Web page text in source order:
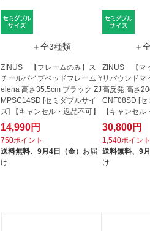
＋全3種類
ZINUS 【フレームのみ】ス
チールパイプベッドフレーム Y
elena 高さ35.5cm ブラック ZJ
MPSC14SD [セミダブルサイ
ズ] 【キャンセル・返品不可】
14,990円
750ポイント
送料無料、 9月4日（金） お届
け
＋
ZINUS 【マ
リバウンドマ
高反発 高さ
CNF08SD [セ
【キャンセル
30,800円
1,540ポイント
送料無料、9
け